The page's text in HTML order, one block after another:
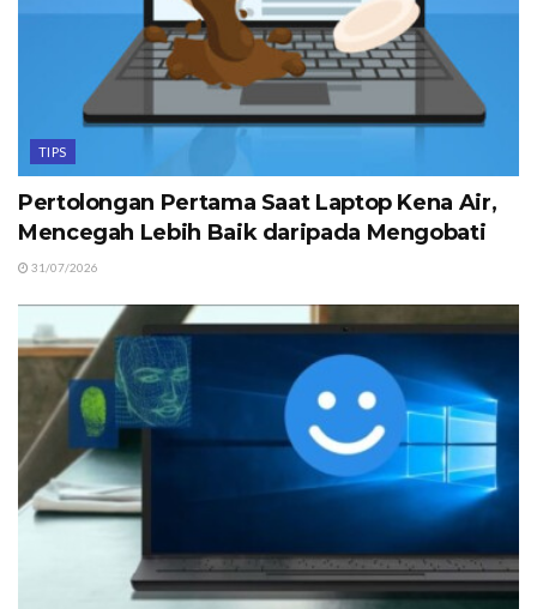
TIPS
Pertolongan Pertama Saat Laptop Kena Air,
Mencegah Lebih Baik daripada Mengobati
31/07/2026